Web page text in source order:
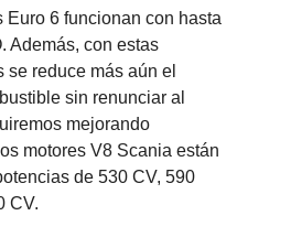
Euro 6 funcionan con hasta
Además, con estas
se reduce más aún el
sin renunciar al
mejorando
motores V8 Scania están
de 530 CV, 590
CV.